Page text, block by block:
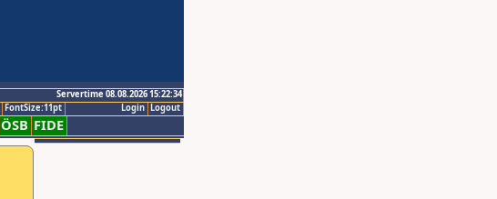
Servertime 08.08.2026 15:22:34
Logout
Login
FontSize:11pt
ÖSB FIDE